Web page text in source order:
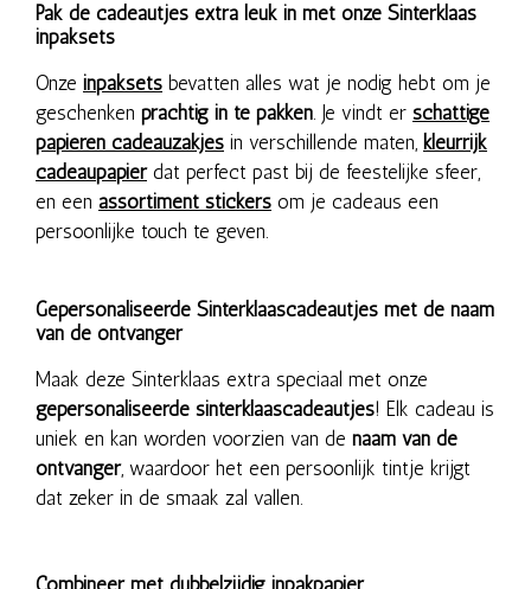
Pak de cadeautjes extra leuk in met onze Sinterklaas
inpaksets
Onze inpaksets bevatten alles wat je nodig hebt om je
geschenken prachtig in te pakken. Je vindt er schattige
papieren cadeauzakjes in verschillende maten, kleurrijk
cadeaupapierdat perfect past bij de feestelijke sfeer,
en een assortiment stickers om je cadeaus een
persoonlijke touch te geven.
Gepersonaliseerde Sinterklaascadeautjes met de naam
van de ontvanger
Maak deze Sinterklaas extra speciaal met onze
gepersonaliseerde sinterklaascadeautjes! Elk cadeau is
uniek en kan worden voorzien van de naam van de
ontvanger, waardoor het een persoonlijk tintje krijgt
dat zeker in de smaak zal vallen.